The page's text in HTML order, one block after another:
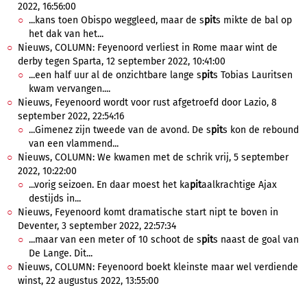
2022, 16:56:00
...kans toen Obispo weggleed, maar de spits mikte de bal op
het dak van het...
Nieuws, COLUMN: Feyenoord verliest in Rome maar wint de
derby tegen Sparta, 12 september 2022, 10:41:00
...een half uur al de onzichtbare lange spits Tobias Lauritsen
kwam vervangen....
Nieuws, Feyenoord wordt voor rust afgetroefd door Lazio, 8
september 2022, 22:54:16
...Gimenez zijn tweede van de avond. De spits kon de rebound
van een vlammend...
Nieuws, COLUMN: We kwamen met de schrik vrij, 5 september
2022, 10:22:00
...vorig seizoen. En daar moest het kapitaalkrachtige Ajax
destijds in...
Nieuws, Feyenoord komt dramatische start nipt te boven in
Deventer, 3 september 2022, 22:57:34
...maar van een meter of 10 schoot de spits naast de goal van
De Lange. Dit...
Nieuws, COLUMN: Feyenoord boekt kleinste maar wel verdiende
winst, 22 augustus 2022, 13:55:00